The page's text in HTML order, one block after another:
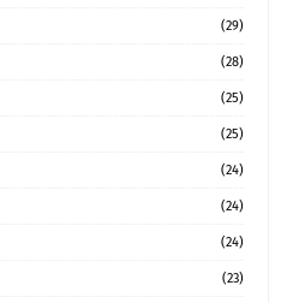
(29)
(28)
(25)
(25)
(24)
(24)
(24)
(23)